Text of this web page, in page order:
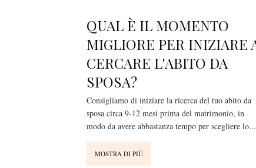
QUAL È IL MOMENTO
MIGLIORE PER INIZIARE
CERCARE L'ABITO DA
SPOSA?
Consigliamo di iniziare la ricerca del tuo abito da
sposa circa 9-12 mesi prima del matrimonio, in
modo da avere abbastanza tempo per scegliere lo...
MOSTRA DI PIÙ